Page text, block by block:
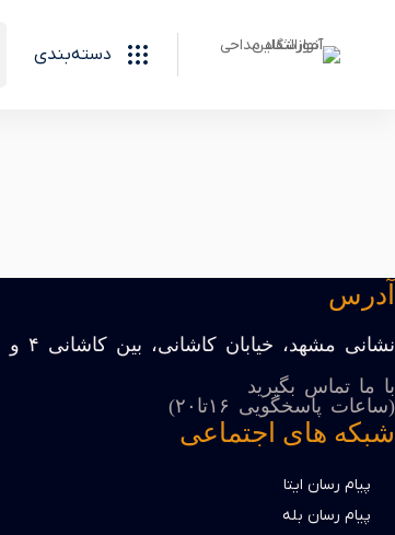
دسته‌بندی
صفحه اصلی اسرارموفقیت درمناجات
آدرس
نشانی مشهد، خیابان کاشانی، بین کاشانی ۴ و ۶ پلاک ۱۰۲
با ما تماس بگیرید
(ساعات پاسخگویی ۱۶تا۲۰)
شبکه های اجتماعی
پیام رسان ایتا
پیام رسان بله